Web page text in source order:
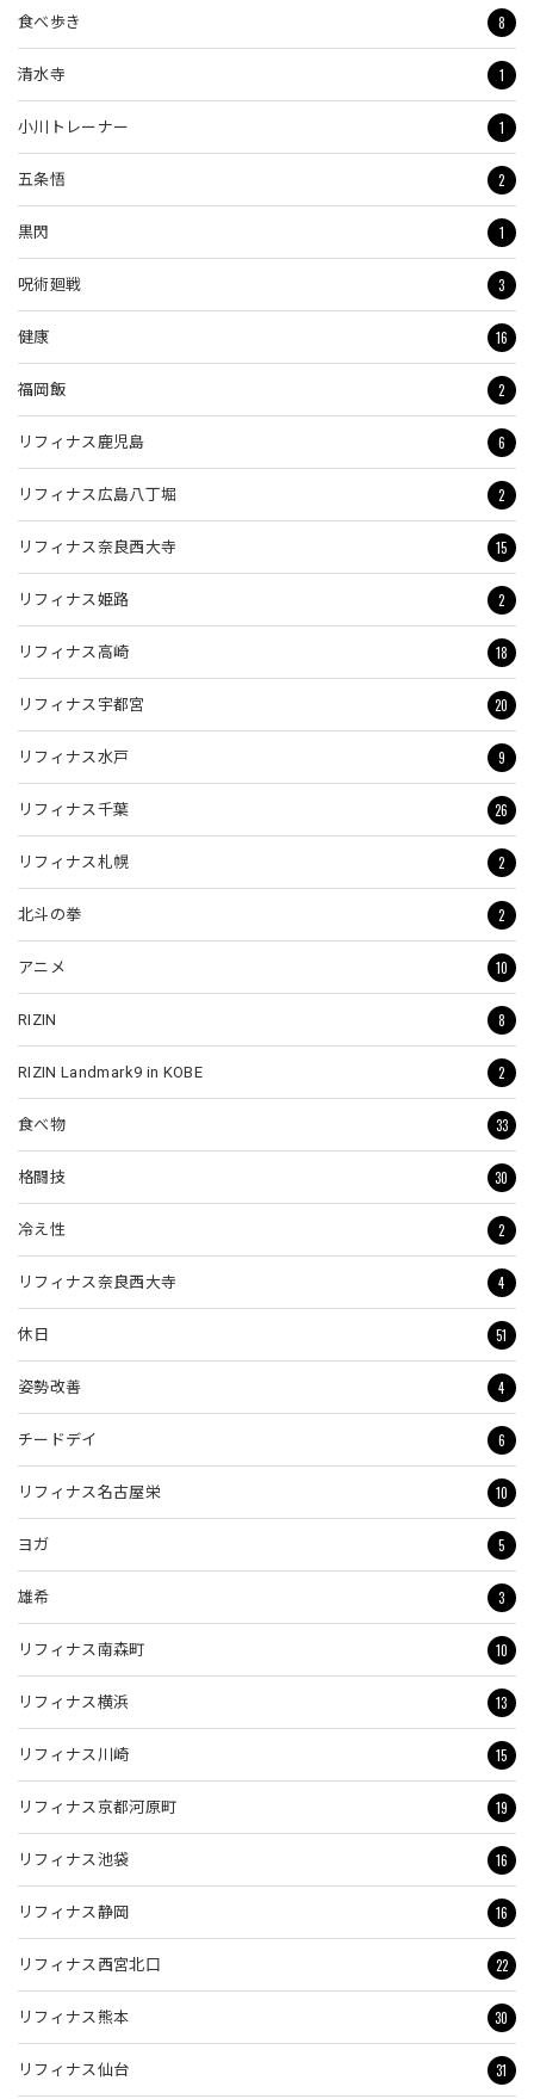
食べ歩き 8
清水寺 1
小川トレーナー 1
五条悟 2
黒閃 1
呪術廻戦 3
健康 16
福岡飯 2
リフィナス鹿児島 6
リフィナス広島八丁堀 2
リフィナス奈良西大寺 15
リフィナス姫路 2
リフィナス高崎 18
リフィナス宇都宮 20
リフィナス水戸 9
リフィナス千葉 26
リフィナス札幌 2
北斗の拳 2
アニメ 10
RIZIN 8
RIZIN Landmark9 in KOBE 2
食べ物 33
格闘技 30
冷え性 2
リフィナス奈良西大寺 4
休日 51
姿勢改善 4
チードデイ 6
リフィナス名古屋栄 10
ヨガ 5
雄希 3
リフィナス南森町 10
リフィナス横浜 13
リフィナス川崎 15
リフィナス京都河原町 19
リフィナス池袋 16
リフィナス静岡 16
リフィナス西宮北口 22
リフィナス熊本 30
リフィナス仙台 31